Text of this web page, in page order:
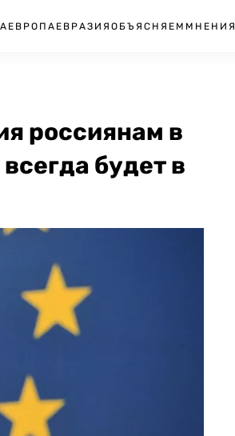
ЕВРОПА ЕВРАЗИЯ ОБЪЯСНЯЕМ МНЕНИЯ
россиянам в
будет в